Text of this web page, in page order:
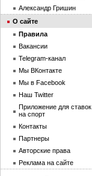
Александр Гришин
О сайте
Правила
Вакансии
Telegram-канал
Мы ВКонтакте
Мы в Facebook
Наш Twitter
Приложение для ставок
на спорт
Контакты
Партнеры
Авторские права
Реклама на сайте